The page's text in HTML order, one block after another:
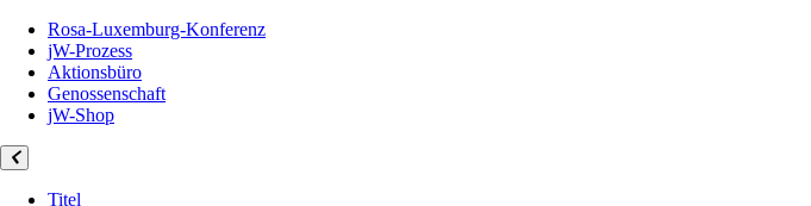
Rosa-Luxemburg-Konferenz
jW-Prozess
Aktionsbüro
Genossenschaft
jW-Shop
Titel